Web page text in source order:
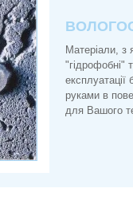
Матеріали, з
"гідрофобні"
руками в
для Вашого